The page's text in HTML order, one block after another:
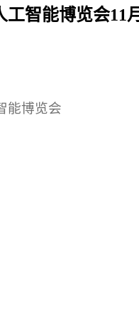
工智能博览会11
能博览会